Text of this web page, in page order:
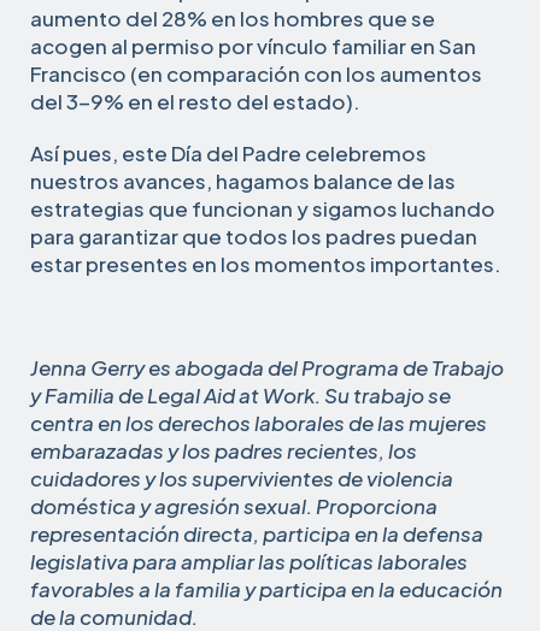
aumento del 28% en los hombres que se
acogen al permiso por vínculo familiar en San
Francisco (en comparación con los aumentos
del 3-9% en el resto del estado).
Así pues, este Día del Padre celebremos
nuestros avances, hagamos balance de las
estrategias que funcionan y sigamos luchando
para garantizar que todos los padres puedan
estar presentes en los momentos importantes.
Jenna Gerry es abogada del Programa de Trabajo
y Familia de Legal Aid at Work. Su trabajo se
centra en los derechos laborales de las mujeres
embarazadas y los padres recientes, los
cuidadores y los supervivientes de violencia
doméstica y agresión sexual. Proporciona
representación directa, participa en la defensa
legislativa para ampliar las políticas laborales
favorables a la familia y participa en la educación
de la comunidad.